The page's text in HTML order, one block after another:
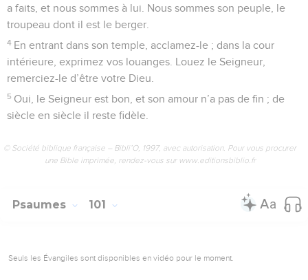
a faits, et nous sommes à lui. Nous sommes son peuple, le
troupeau dont il est le berger.
4 En entrant dans son temple, acclamez-le ; dans la cour
intérieure, exprimez vos louanges. Louez le Seigneur,
remerciez-le d’être votre Dieu.
5 Oui, le Seigneur est bon, et son amour n’a pas de fin ; de
siècle en siècle il reste fidèle.
© Société biblique française – Bibli’O, 1997, avec autorisation. Pour vous procurer
une Bible imprimée, rendez-vous sur www.editionsbiblio.fr
Psaumes 101
Seuls les Évangiles sont disponibles en vidéo pour le moment.